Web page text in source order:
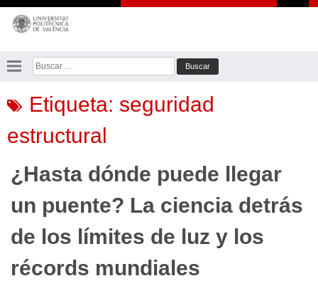
Saltar
contenido
Buscar:
Etiqueta: seguridad
estructural
¿Hasta dónde puede llegar
un puente? La ciencia detrás
de los límites de luz y los
récords mundiales